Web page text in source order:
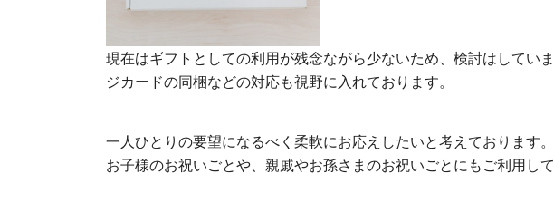
現在はギフトとしての利用が残念ながら少ないため、検討はしてい
ジカードの同梱などの対応も視野に入れております。
一人ひとりの要望になるべく柔軟にお応えしたいと考えております。
お子様のお祝いごとや、親戚やお孫さまのお祝いごとにもご利用し